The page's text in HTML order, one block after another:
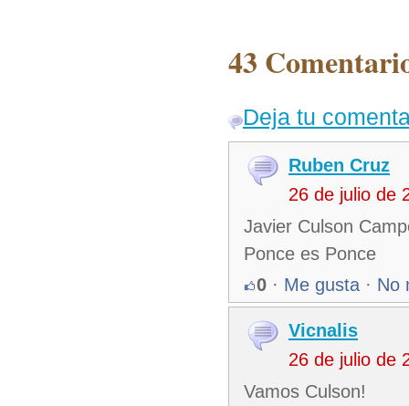
43
Deja tu
Ruben Cruz
26 de julio de
Javier Culson
Ponce es Ponce
0 · Me gusta · No
Vicnalis
26 de julio de
Vamos Culson!